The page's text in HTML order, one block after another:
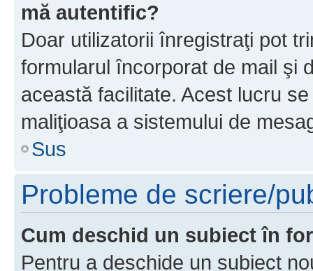
mă autentific?
Doar utilizatorii înregistraţi pot
formularul încorporat de mail şi
această facilitate. Acest lucru
maliţioasa a sistemului de
Sus
Probleme de scriere/
Cum deschid un subiect în
Pentru a deschide un subiect